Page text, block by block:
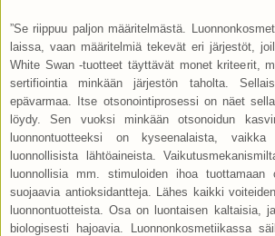
”Se riippuu paljon määritelmästä.
laissa, vaan määritelmiä tekevät eri järjestöt,
White Swan -tuotteet täyttävät monet kriteerit,
sertifiointia minkään järjestön taholta.
epävarmaa. Itse otsonointiprosessi on näet
löydy. Sen vuoksi minkään otsonoidun
luonnontuotteeksi on kyseenalaista,
luonnollisista lähtöaineista.
luonnollisia mm. stimuloiden ihoa
suojaavia antioksidantteja. Lähes kaikki
luonnontuotteista. Osa on luontaisen kaltaisia,
biologisesti hajoavia. Luonnonkosmetiikassa